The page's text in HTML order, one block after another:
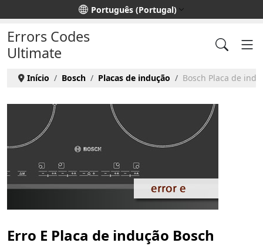
Escolha o seu idioma Português (Portugal)
Errors Codes
Ultimate
Início Bosch Placas de indução Bosch Placa de
Erro E Placa de indução Bosch